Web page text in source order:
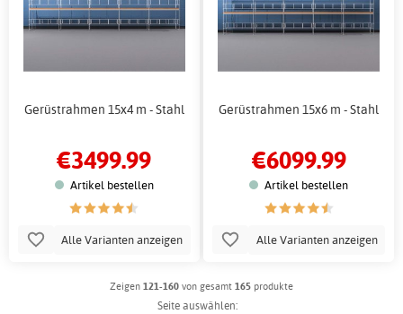
Gerüstrahmen 15x4 m - Stahl
€3499.99
Artikel bestellen
Alle Varianten anzeigen
Gerüstrahmen 15x6 m - Stahl
€6099.99
Artikel bestellen
Alle Varianten anzeigen
Zeigen 121-160 von gesamt 165 produkte
Seite auswählen: